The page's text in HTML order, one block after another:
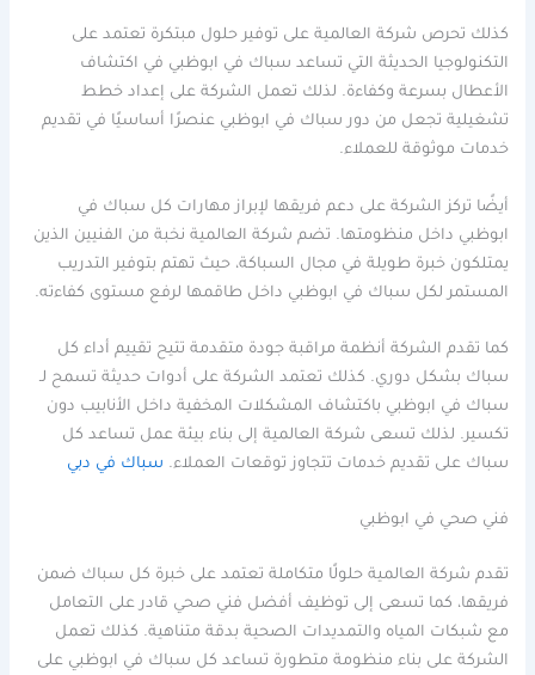
كذلك تحرص شركة العالمية على توفير حلول مبتكرة تعتمد على
التكنولوجيا الحديثة التي تساعد سباك في ابوظبي في اكتشاف
الأعطال بسرعة وكفاءة. لذلك تعمل الشركة على إعداد خطط
تشغيلية تجعل من دور سباك في ابوظبي عنصرًا أساسيًا في تقديم
خدمات موثوقة للعملاء.
أيضًا تركز الشركة على دعم فريقها لإبراز مهارات كل سباك في
ابوظبي داخل منظومتها. تضم شركة العالمية نخبة من الفنيين الذين
يمتلكون خبرة طويلة في مجال السباكة، حيث تهتم بتوفير التدريب
المستمر لكل سباك في ابوظبي داخل طاقمها لرفع مستوى كفاءته.
كما تقدم الشركة أنظمة مراقبة جودة متقدمة تتيح تقييم أداء كل
سباك بشكل دوري. كذلك تعتمد الشركة على أدوات حديثة تسمح لـ
سباك في ابوظبي باكتشاف المشكلات المخفية داخل الأنابيب دون
تكسير. لذلك تسعى شركة العالمية إلى بناء بيئة عمل تساعد كل
سباك على تقديم خدمات تتجاوز توقعات العملاء. سباك في دبي
فني صحي في ابوظبي
تقدم شركة العالمية حلولًا متكاملة تعتمد على خبرة كل سباك ضمن
فريقها، كما تسعى إلى توظيف أفضل فني صحي قادر على التعامل
مع شبكات المياه والتمديدات الصحية بدقة متناهية. كذلك تعمل
الشركة على بناء منظومة متطورة تساعد كل سباك في ابوظبي على